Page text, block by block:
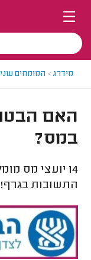
מידרג> המומחים
האם
במס?
14 יועצי מס
התשובות בגרף!